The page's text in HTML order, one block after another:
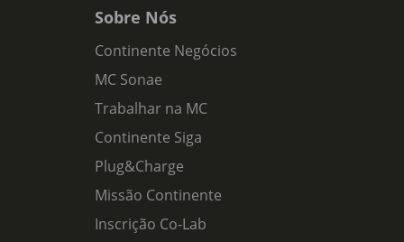
Sobre Nós
Continente Negócios
MC Sonae
Trabalhar na MC
Continente Siga
Plug&Charge
Missão Continente
Inscrição Co-Lab